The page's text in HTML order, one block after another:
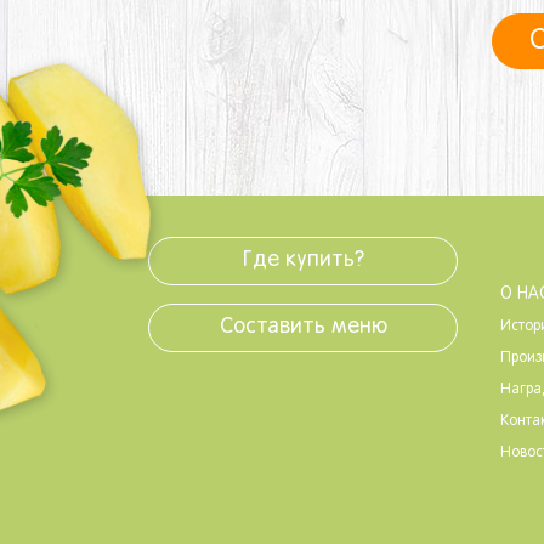
Где купить?
Составить меню
О